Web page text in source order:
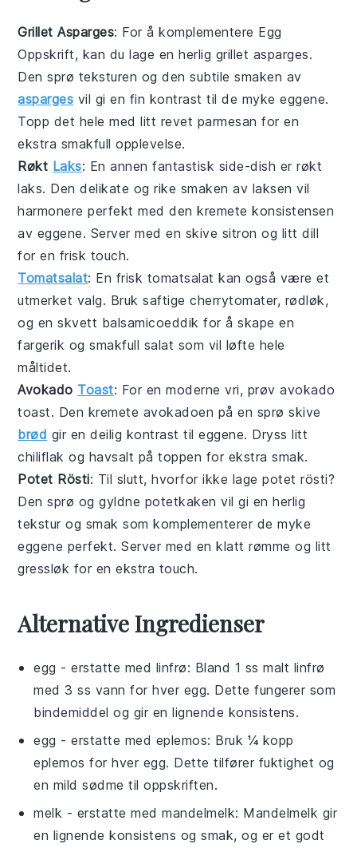
Grillet Asparges: For å komplementere Egg
Oppskrift, kan du lage en herlig grillet asparges.
Den sprø teksturen og den subtile smaken av
asparges vil gi en fin kontrast til de myke eggene.
Topp det hele med litt revet parmesan for en
ekstra smakfull opplevelse.
Røkt Laks: En annen fantastisk side-dish errøkt
laks. Den delikate og rike smaken av laksen vil
harmonere perfekt med den kremete konsistensen
av eggene. Server med en skive sitron og littdill
for en frisk touch.
Tomatsalat: En frisk tomatsalat kan også være et
utmerket valg. Bruk saftigecherrytomater, rødløk,
og en skvett balsamicoeddik for å skape en
fargerik og smakfull salat som vil løfte hele
måltidet.
Avokado Toast: For en moderne vri, prøvavokado
toast. Den kremete avokadoen på en sprø skive
brød gir en deilig kontrast til eggene. Dryss litt
chiliflak og havsalt på toppen for ekstra smak.
Potet Rösti: Til slutt, hvorfor ikke lagepotet rösti?
Den sprø og gyldne potetkaken vil gi en herlig
tekstur og smak som komplementerer de myke
eggene perfekt. Server med en klattrømme og litt
gressløk for en ekstra touch.
Alternative Ingredienser
egg - erstatte med linfrø: Bland 1 ss malt linfrø
med 3 ss vann for hver egg. Dette fungerer som
bindemiddel og gir en lignende konsistens.
egg - erstatte med eplemos: Bruk ¼ kopp
eplemos for hver egg. Dette tilfører fuktighet og
en mild sødme til oppskriften.
melk - erstatte medmandelmelk: Mandelmelk gir
en lignende konsistens og smak, og er et godt